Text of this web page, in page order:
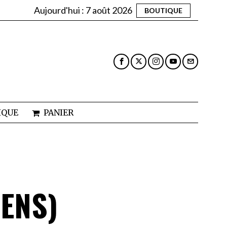
Aujourd'hui : 7 août 2026 BOUTIQUE
PANIER